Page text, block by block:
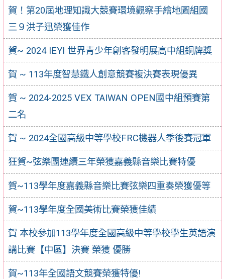
賀！第20屆地理知識大競賽環境觀察手繪地圖組國
三９洪子迅榮獲佳作
賀~ 2024 IEYI 世界青少年創客發明展高中組銅牌獎
賀 ~ 113年度智慧鐵人創意競賽複決賽表現優異
賀 ~ 2024-2025 VEX TAIWAN OPEN國中組預賽第
二名
賀 ~ 2024全國高級中等學校FRC機器人季後賽冠軍
狂賀~弦樂團連續三年榮獲嘉義縣音樂比賽特優
賀~113學年度嘉義縣音樂比賽弦樂四重奏榮獲優等
賀~113學年度全國美術比賽榮獲佳績
賀 本校參加113學年度全國高級中等學校學生英語演
講比賽【中區】決賽 榮獲 優勝
賀~113年全國語文競賽榮獲特優!